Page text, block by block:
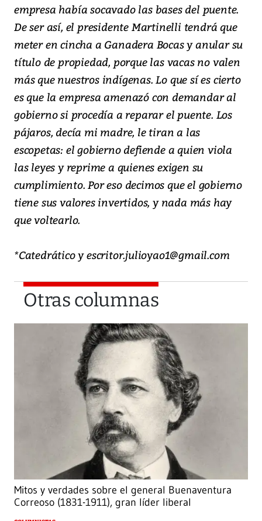
empresa había socavado las bases del puente.
De ser así, el presidente Martinelli tendrá que
meter en cincha a Ganadera Bocas y anular su
título de propiedad, porque las vacas no valen
más que nuestros indígenas. Lo que sí es cierto
es que la empresa amenazó con demandar al
gobierno si procedía a reparar el puente. Los
pájaros, decía mi madre, le tiran a las
escopetas: el gobierno defiende a quien viola
las leyes y reprime a quienes exigen su
cumplimiento. Por eso decimos que el gobierno
tiene sus valores invertidos, y nada más hay
que voltearlo.
*Catedrático y escritor.julioyao1@gmail.com
Otras columnas
Mitos y verdades sobre el general Buenaventura
Correoso (1831-1911), gran líder liberal